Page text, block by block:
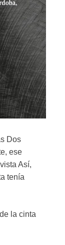
Dos
ese
Así,
tenía
la cinta